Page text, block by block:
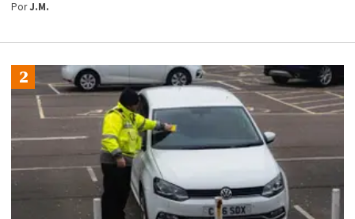
PorJ.M.